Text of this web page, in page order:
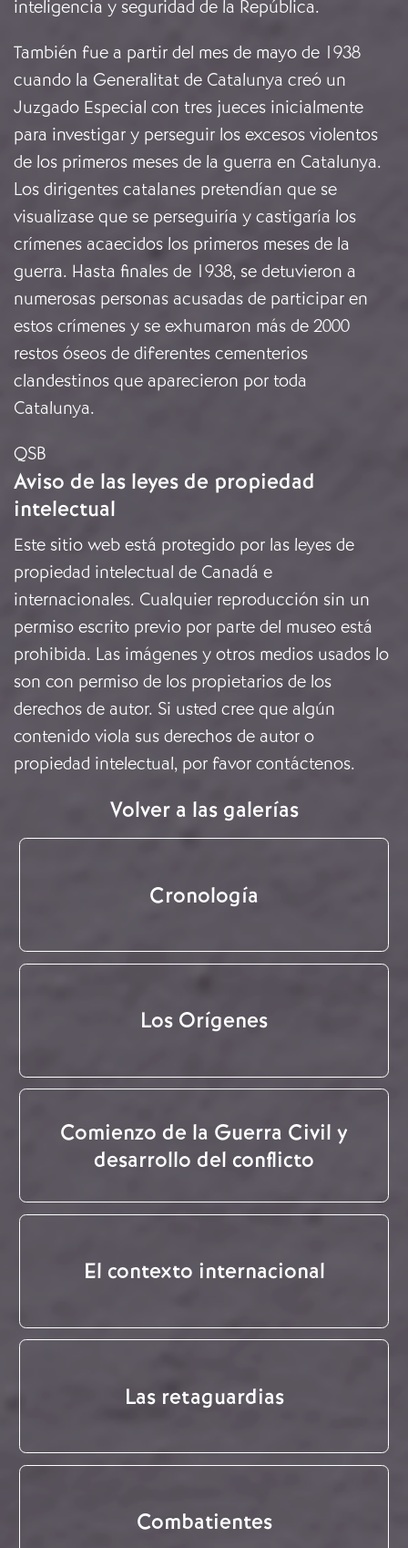
inteligencia y seguridad de la República.
También fue a partir del mes de mayo de 1938
cuando la Generalitat de Catalunya creó un
Juzgado Especial con tres jueces inicialmente
para investigar y perseguir los excesos violentos
de los primeros meses de la guerra en Catalunya.
Los dirigentes catalanes pretendían que se
visualizase que se perseguiría y castigaría los
crímenes acaecidos los primeros meses de la
guerra. Hasta finales de 1938, se detuvieron a
numerosas personas acusadas de participar en
estos crímenes y se exhumaron más de 2000
restos óseos de diferentes cementerios
clandestinos que aparecieron por toda
Catalunya.
QSB
Aviso de las leyes de propiedad
intelectual
Este sitio web está protegido por las leyes de
propiedad intelectual de Canadá e
internacionales. Cualquier reproducción sin un
permiso escrito previo por parte del museo está
prohibida. Las imágenes y otros medios usados lo
son con permiso de los propietarios de los
derechos de autor. Si usted cree que algún
contenido viola sus derechos de autor o
propiedad intelectual, por favor contáctenos.
Volver a las galerías
Cronología
Los Orígenes
Comienzo de la Guerra Civil y
desarrollo del conflicto
El contexto internacional
Las retaguardias
Combatientes